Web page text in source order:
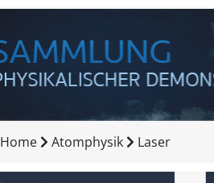
Home Atomphysik Laser